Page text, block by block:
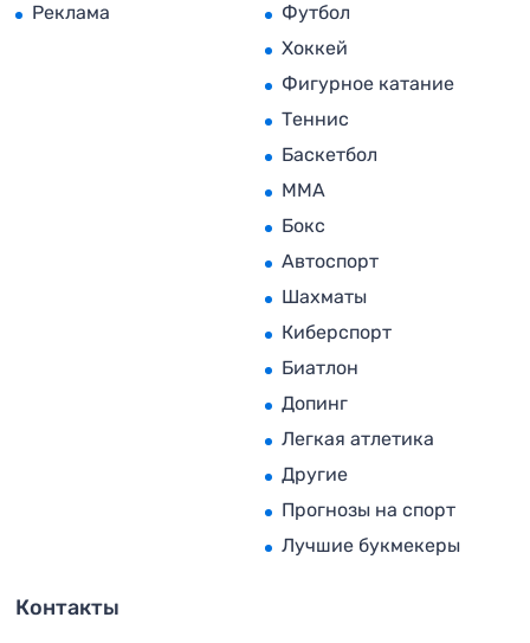
Реклама
Футбол
Хоккей
Фигурное катание
Теннис
Баскетбол
MMA
Бокс
Автоспорт
Шахматы
Киберспорт
Биатлон
Допинг
Легкая атлетика
Другие
Прогнозы на спорт
Лучшие букмекеры
Контакты